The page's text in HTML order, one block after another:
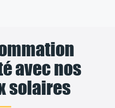
avec nos
solaires